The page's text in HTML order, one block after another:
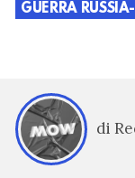
GUERRA
di